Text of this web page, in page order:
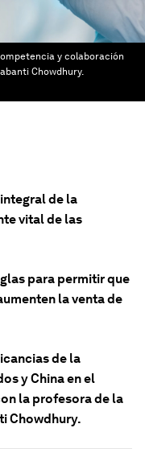
y colaboración
Chowdhury.
de la
vital de las
para permitir que
la venta de
de la
y China en el
la profesora de la
Chowdhury.